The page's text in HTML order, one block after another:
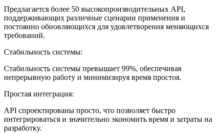
Предлагается более 50 высокопроизводительных API,
поддерживающих различные сценарии применения и
постоянно обновляющихся для удовлетворения меняющихся
требований.
Стабильность системы:
Стабильность системы превышает 99%, обеспечивая
непрерывную работу и минимизируя время простоя.
Простая интеграция:
API спроектированы просто, что позволяет быстро
интегрироваться и значительно экономить время и затраты на
разработку.